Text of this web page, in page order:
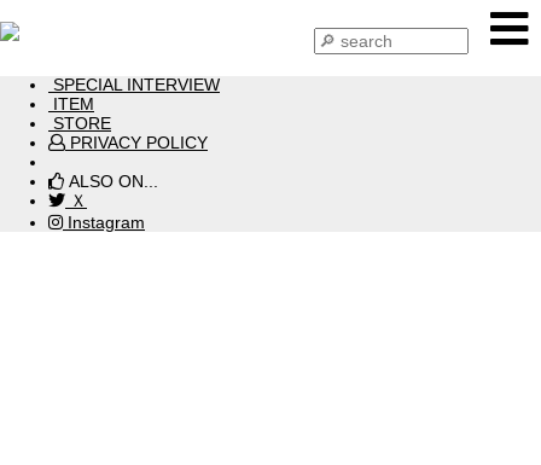
SPECIAL INTERVIEW
ITEM
STORE
PRIVACY POLICY
ALSO ON...
Ｘ
Instagram